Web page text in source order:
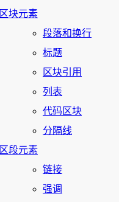
区块元素
段落和换行
标题
区块引用
列表
代码区块
分隔线
区段元素
链接
强调